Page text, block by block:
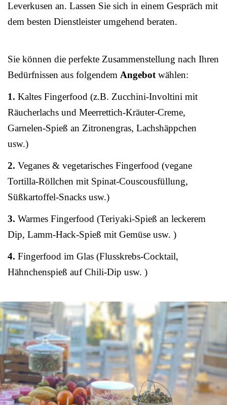
Leverkusen an. Lassen Sie sich in einem Gespräch mit
dem besten Dienstleister umgehend beraten.
Sie können die perfekte Zusammenstellung nach Ihren
Bedürfnissen aus folgendem Angebotwählen:
1. Kaltes Fingerfood (z.B. Zucchini-Involtini mit
Räucherlachs und Meerrettich-Kräuter-Creme,
Garnelen-Spieß an Zitronengras, Lachshäppchen
usw.)
2. Veganes & vegetarisches Fingerfood (vegane
Tortilla-Röllchen mit Spinat-Couscousfüllung,
Süßkartoffel-Snacks usw.)
3. Warmes Fingerfood (Teriyaki-Spieß an leckerem
Dip, Lamm-Hack-Spieß mit Gemüse usw. )
4. Fingerfood im Glas (Flusskrebs-Cocktail,
Hähnchenspieß auf Chili-Dip usw. )